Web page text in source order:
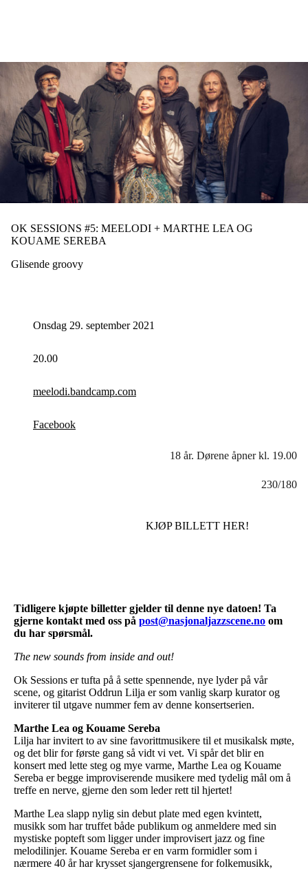
OK SESSIONS #5: MEELODI + MARTHE LEA OG
KOUAME SEREBA
Glisende groovy
Onsdag 29. september 2021
20.00
meelodi.bandcamp.com
Facebook
18 år. Dørene åpner kl. 19.00
230/180
KJØP BILLETT HER!
Tidligere kjøpte billetter gjelder til denne nye datoen! Ta
gjerne kontakt med oss på post@nasjonaljazzscene.no om
du har spørsmål.
The new sounds from inside and out!
Ok Sessions er tufta på å sette spennende, nye lyder på vår
scene, og gitarist Oddrun Lilja er som vanlig skarp kurator og
inviterer til utgave nummer fem av denne konsertserien.
Marthe Lea og Kouame Sereba
Lilja har invitert to av sine favorittmusikere til et musikalsk møte,
og det blir for første gang så vidt vi vet. Vi spår det blir en
konsert med lette steg og mye varme, Marthe Lea og Kouame
Sereba er begge improviserende musikere med tydelig mål om å
treffe en nerve, gjerne den som leder rett til hjertet!
Marthe Lea slapp nylig sin debut plate med egen kvintett,
musikk som har truffet både publikum og anmeldere med sin
mystiske popteft som ligger under improvisert jazz og fine
melodilinjer. Kouame Sereba er en varm formidler som i
nærmere 40 år har krysset sjangergrensene for folkemusikk,